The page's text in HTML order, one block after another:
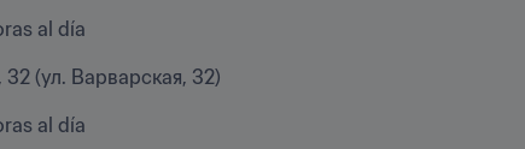
al día
32 (ул. Варварская, 32)
al día